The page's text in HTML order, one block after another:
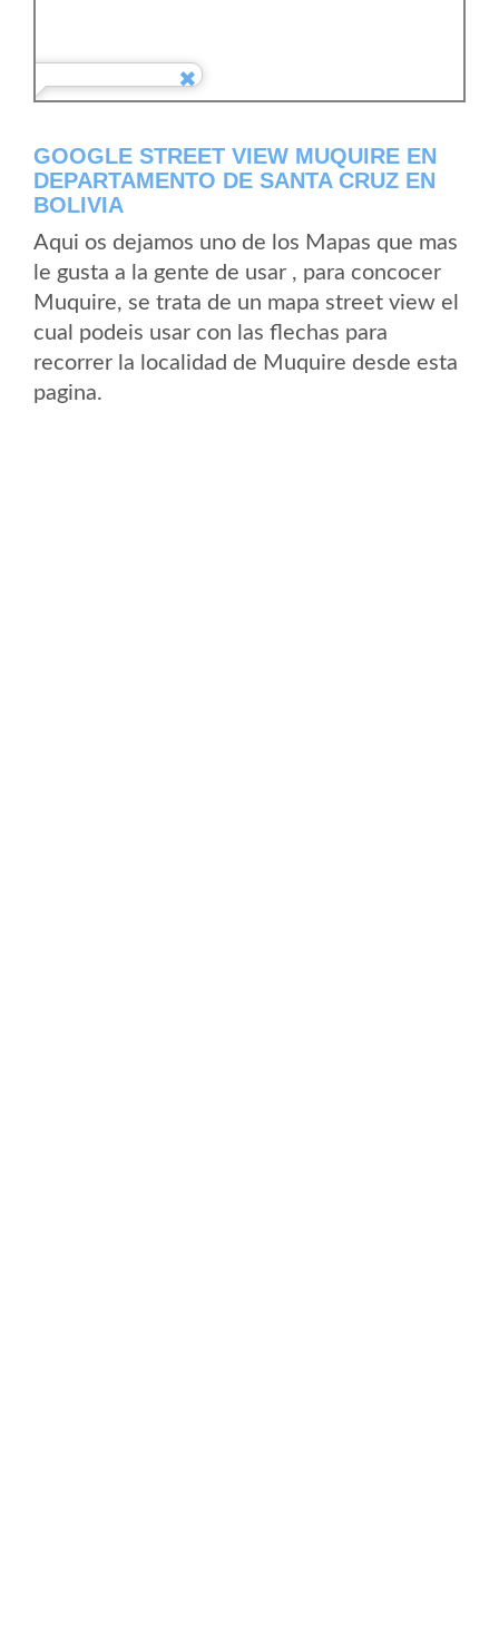
GOOGLE STREET VIEW MUQUIRE EN
DEPARTAMENTO DE SANTA CRUZ EN
BOLIVIA
Aqui os dejamos uno de los Mapas que mas
le gusta a la gente de usar , para concocer
Muquire, se trata de un mapa street view el
cual podeis usar con las flechas para
recorrer la localidad de Muquire desde esta
pagina.